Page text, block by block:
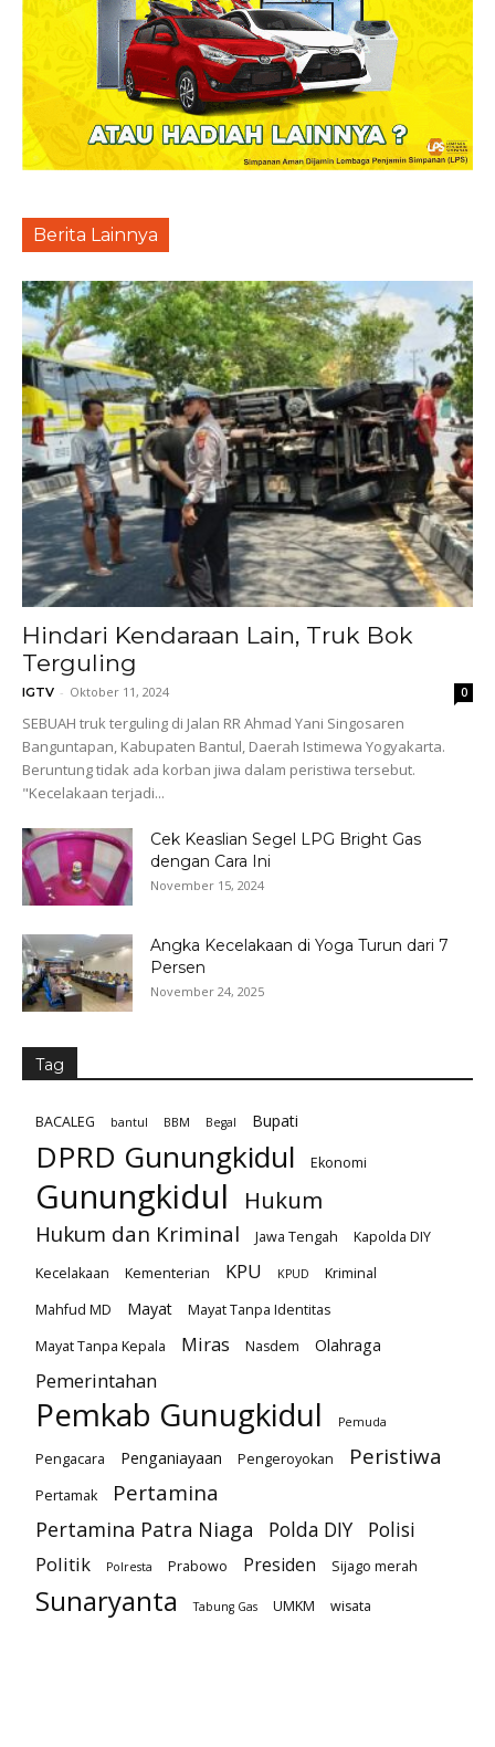
Berita Lainnya
Hindari Kendaraan Lain, Truk Bok
Terguling
IGTV - Oktober 11, 2024 0
SEBUAH truk terguling di Jalan RR Ahmad Yani Singosaren
Banguntapan, Kabupaten Bantul, Daerah Istimewa Yogyakarta.
Beruntung tidak ada korban jiwa dalam peristiwa tersebut.
"Kecelakaan terjadi...
Cek Keaslian Segel LPG Bright Gas
dengan Cara Ini
November 15, 2024
Angka Kecelakaan di Yoga Turun dari 7
Persen
November 24, 2025
Tag
BACALEG bantul BBM Begal Bupati
DPRD Gunungkidul Ekonomi
Gunungkidul Hukum
Hukum dan Kriminal Jawa Tengah
Kapolda DIY
Kecelakaan
Kementerian KPU KPUD
Kriminal
Mahfud MD
Mayat
Mayat Tanpa Identitas
Mayat Tanpa Kepala
Miras Nasdem Olahraga
Pemerintahan
Pemkab Gunugkidul Pemuda
Pengacara Penganiayaan Pengeroyokan Peristiwa
Pertamak Pertamina
Pertamina Patra Niaga Polda DIY
Polisi
Politik
Polresta Prabowo Presiden Sijago merah
Sunaryanta Tabung Gas UMKM wisata